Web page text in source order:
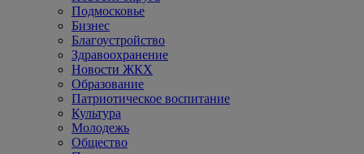
Подмосковье
Бизнес
Благоустройство
Здравоохранение
Новости ЖКХ
Образование
Патриотическое воспитание
Культура
Молодежь
Общество